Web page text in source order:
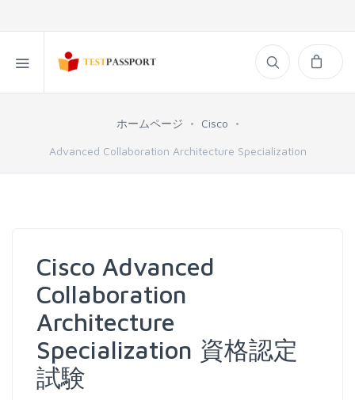
ホームページ Cisco
Advanced Collaboration Architecture Specialization
Cisco Advanced
Collaboration
Architecture
Specialization 資格認定
試験